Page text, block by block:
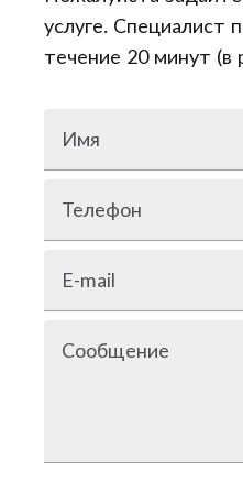
услуге. Специалист
течение 20 минут (в
Имя
Телефон
E-mail
Сообщение